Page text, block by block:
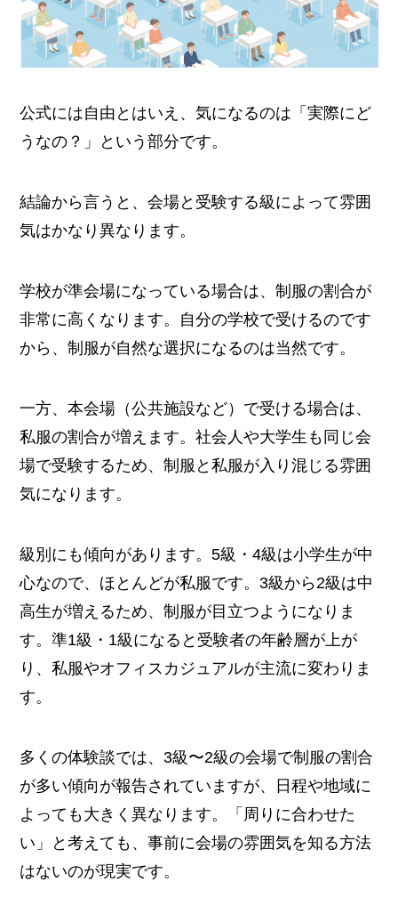
公式には自由とはいえ、気になるのは「実際にど
うなの？」という部分です。
結論から言うと、会場と受験する級によって雰囲
気はかなり異なります。
学校が準会場になっている場合は、制服の割合が
非常に高くなります。自分の学校で受けるのです
から、制服が自然な選択になるのは当然です。
一方、本会場（公共施設など）で受ける場合は、
私服の割合が増えます。社会人や大学生も同じ会
場で受験するため、制服と私服が入り混じる雰囲
気になります。
級別にも傾向があります。5級・4級は小学生が中
心なので、ほとんどが私服です。3級から2級は中
高生が増えるため、制服が目立つようになりま
す。準1級・1級になると受験者の年齢層が上が
り、私服やオフィスカジュアルが主流に変わりま
す。
多くの体験談では、3級〜2級の会場で制服の割合
が多い傾向が報告されていますが、日程や地域に
よっても大きく異なります。「周りに合わせた
い」と考えても、事前に会場の雰囲気を知る方法
はないのが現実です。